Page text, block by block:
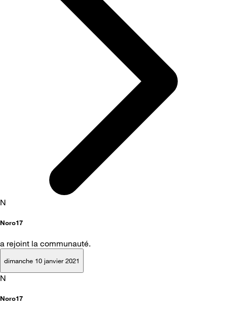
N
Noro17
a rejoint la communauté.
dimanche 10 janvier 2021
N
Noro17